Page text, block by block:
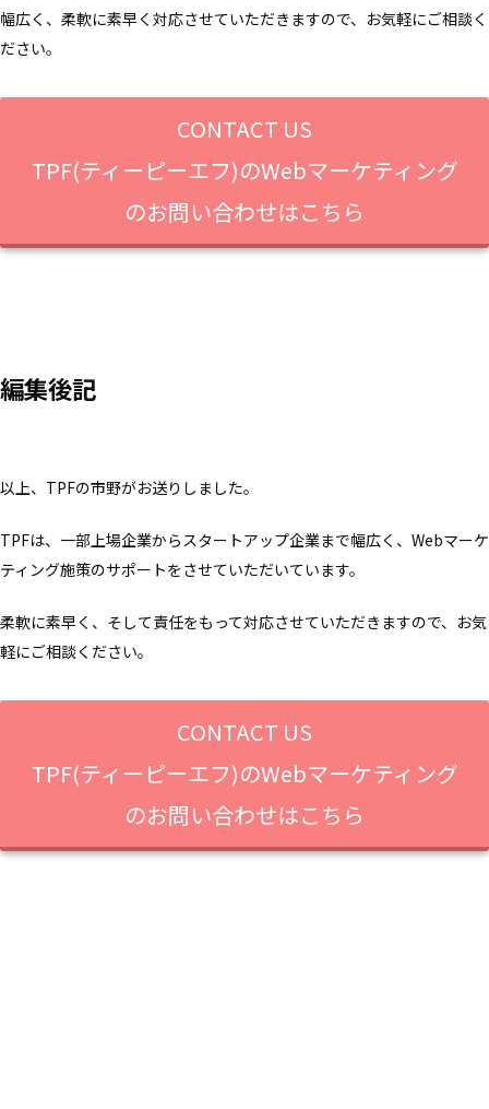
幅広く、柔軟に素早く対応させていただきますので、お気軽にご相談く
ださい。
CONTACT US
TPF(ティーピーエフ)のWebマーケティング
のお問い合わせはこちら
編集後記
以上、TPFの市野がお送りしました。
TPFは、一部上場企業からスタートアップ企業まで幅広く、Webマーケ
ティング施策のサポートをさせていただいています。
柔軟に素早く、そして責任をもって対応させていただきますので、お気
軽にご相談ください。
CONTACT US
TPF(ティーピーエフ)のWebマーケティング
のお問い合わせはこちら